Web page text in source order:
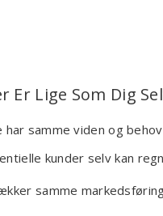
Er Lige Som Dig
samme viden og
kunder selv kan
samme